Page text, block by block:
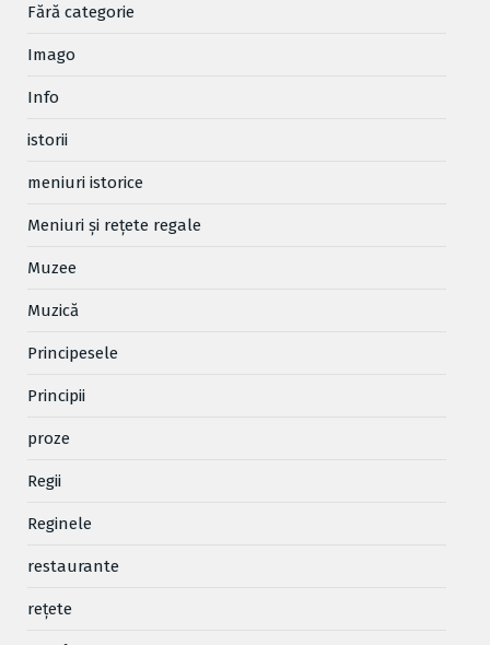
Fără categorie
Imago
Info
istorii
meniuri istorice
Meniuri și rețete regale
Muzee
Muzică
Principesele
Principii
proze
Regii
Reginele
restaurante
reţete